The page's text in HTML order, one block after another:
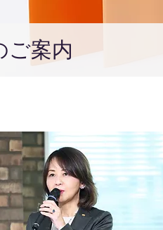
ご案内